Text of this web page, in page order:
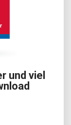
und viel